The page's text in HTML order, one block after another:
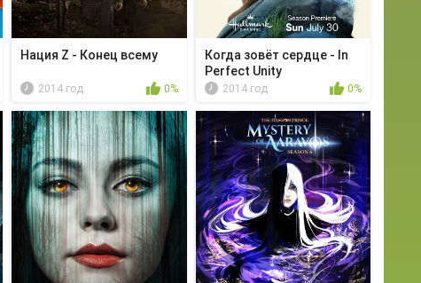
Нация Z - Конец всему
2014 год 0%
Когда зовёт сердце - In
Perfect Unity
2014 год 0%